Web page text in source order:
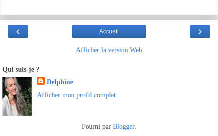
‹ ›
Accueil
Afficher la version Web
Qui suis-je ?
Delphine
Afficher mon profil complet
Fourni par Blogger.